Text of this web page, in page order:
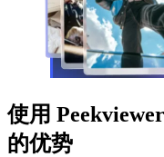
使用
的优势